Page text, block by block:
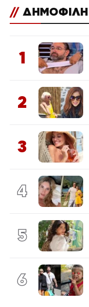
// ΔΗΜΟΦΙΛΗ
1
2
3
4
5
6